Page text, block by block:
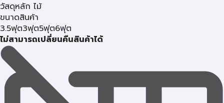
วัสดุหลัก ไม้
ขนาดสินค้า
3.5ฟุต3ฟุต5ฟุต6ฟุต
ไม่สามารถเปลี่ยนคืนสินค้าได้